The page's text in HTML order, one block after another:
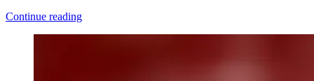
Continue reading